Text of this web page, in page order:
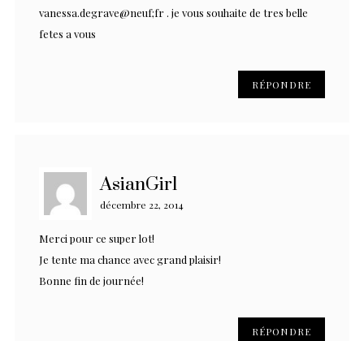
vanessa.degrave@neuf;fr . je vous souhaite de tres belle
fetes a vous
RÉPONDRE
AsianGirl
décembre 22, 2014
Merci pour ce super lot!
Je tente ma chance avec grand plaisir!
Bonne fin de journée!
RÉPONDRE